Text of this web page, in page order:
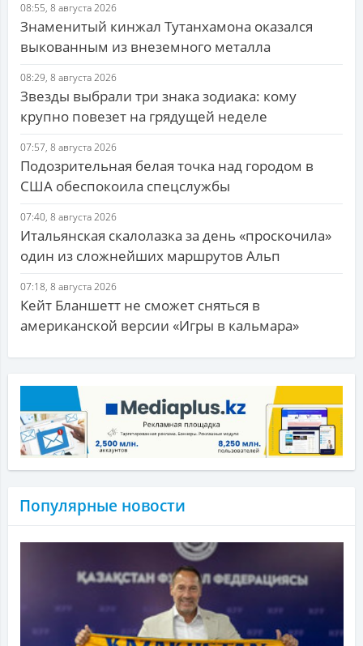
08:55, 8 августа 2026
Знаменитый кинжал Тутанхамона оказался
выкованным из внеземного металла
08:29, 8 августа 2026
Звезды выбрали три знака зодиака: кому
крупно повезет на грядущей неделе
07:57, 8 августа 2026
Подозрительная белая точка над городом в
США обеспокоила спецслужбы
07:40, 8 августа 2026
Итальянская скалолазка за день «проскочила»
один из сложнейших маршрутов Альп
07:18, 8 августа 2026
Кейт Бланшетт не сможет сняться в
американской версии «Игры в кальмара»
Популярные новости